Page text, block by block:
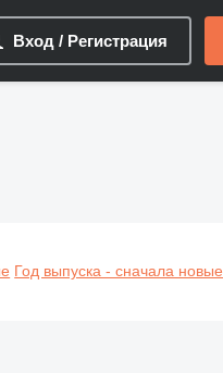
Вход / Регистрация
Год выпуска - сначала новые